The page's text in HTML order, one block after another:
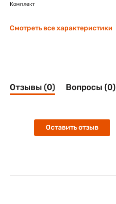
Комплект
Смотреть все характеристики
Отзывы (0) Вопросы (0)
Оставить отзыв